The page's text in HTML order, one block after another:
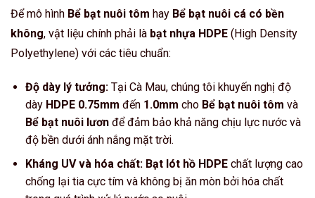
Để mô hình Bể bạt nuôi tôm hay Bể bạt nuôi cá có bền
không, vật liệu chính phải là bạt nhựa HDPE (High Density
Polyethylene) với các tiêu chuẩn:
Độ dày lý tưởng:Tại Cà Mau, chúng tôi khuyến nghị độ
dày HDPE 0.75mm đến 1.0mm cho Bể bạt nuôi tôm và
Bể bạt nuôi lươnđể đảm bảo khả năng chịu lực nước và
độ bền dưới ánh nắng mặt trời.
Kháng UV và hóa chất: Bạt lót hồ HDPEchất lượng cao
chống lại tia cực tím và không bị ăn mòn bởi hóa chất